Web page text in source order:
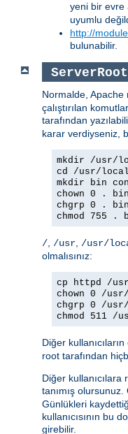
yeni bir evre
uyumlu
http://
bulunabilir.
ServerRoot
Normalde, Apache
çalıştırılan
tarafından
karar verdiyseniz,
mkdir /usr/
cd /usr/
mkdir bin
chown 0 .
chgrp 0 .
chmod 755 .
/, /usr, /usr/
olmalısınız:
cp httpd /
chown 0 /
chgrp 0 /
chmod 511 /
Diğer
root tarafından
Diğer kullanıcılara
tanımış
Günlükleri
kullanıcısının bu
girebilir.